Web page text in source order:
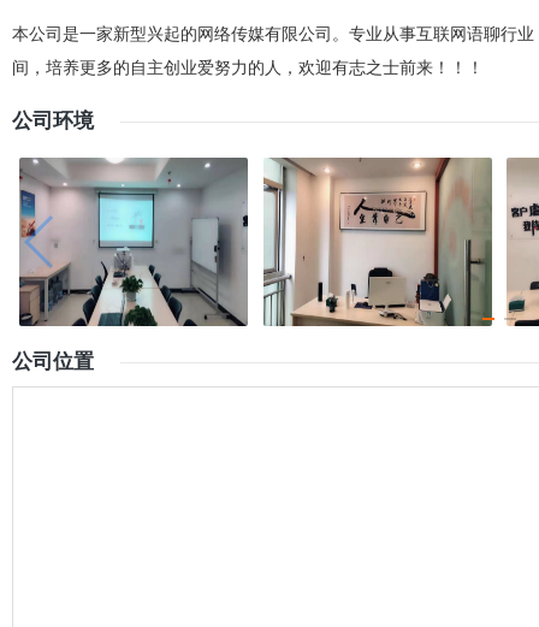
本公司是一家新型兴起的网络传媒有限公司。专业从事互联网语聊行
间，培养更多的自主创业爱努力的人，欢迎有志之士前来！！！
公司环境
公司位置